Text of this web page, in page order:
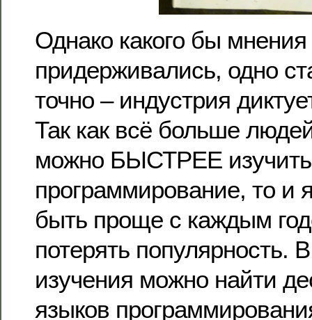
Однако какого бы
придерживались, одно
точно – индустрия
Так как всё больше
можно БЫСТРЕЕ изучить
программирование, то и
быть проще с каждым
потерять популярность.
изучения можно найти
языков